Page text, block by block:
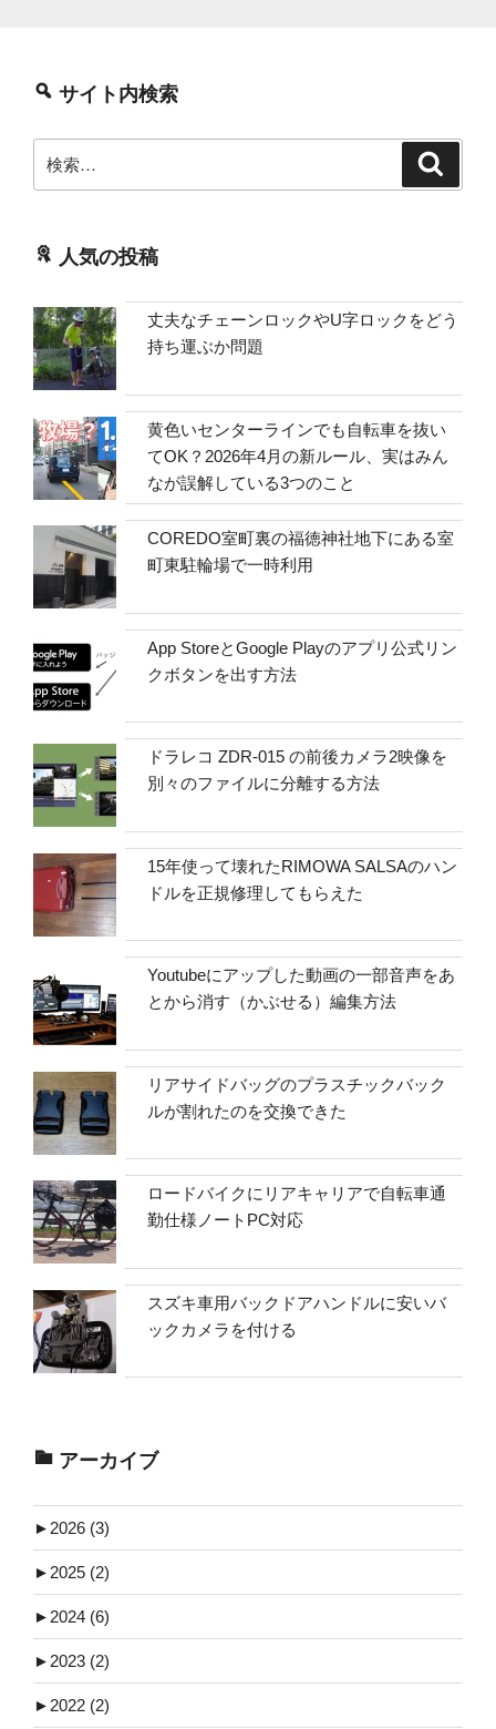
サイト内検索
索:
人気の投稿
丈夫なチェーンロックやU字ロックをどう
持ち運ぶか問題
黄色いセンターラインでも自転車を抜い
てOK？2026年4月の新ルール、実はみん
なが誤解している3つのこと
COREDO室町裏の福徳神社地下にある室
町東駐輪場で一時利用
App StoreとGoogle Playのアプリ公式リン
クボタンを出す方法
ドラレコ ZDR-015 の前後カメラ2映像を
別々のファイルに分離する方法
15年使って壊れたRIMOWA SALSAのハン
ドルを正規修理してもらえた
Youtubeにアップした動画の一部音声をあ
とから消す（かぶせる）編集方法
リアサイドバッグのプラスチックバック
ルが割れたのを交換できた
ロードバイクにリアキャリアで自転車通
勤仕様ノートPC対応
スズキ車用バックドアハンドルに安いバ
ックカメラを付ける
アーカイブ
► 2026 (3)
► 2025 (2)
► 2024 (6)
► 2023 (2)
► 2022 (2)